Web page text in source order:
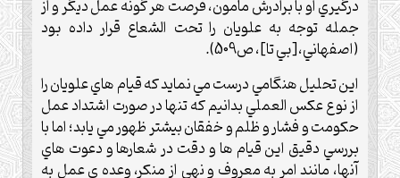
درگيري او با برادرش مأمون، فرصت هر گونه عمل ديگر و از
جمله توجه به علويان را تحت الشعاع قرار داده بود
(اصفهاني،[بي تا]، ص509).
اين تحليل هنگامي درست مي نمايد که قيام هاي علويان را
از نوع عکس العملي بدانيم که تنها در صورت اشتداد عمل
حکومت و فشار و ظلم و خفقان بيشتر ظهور مي يابد؛ اما با
بررسي دقيق اين قيام ها و دقت در شعارها و دعوت هاي
آنها، مانند امر به معروف و نهي از منکر، وعده ي عمل به